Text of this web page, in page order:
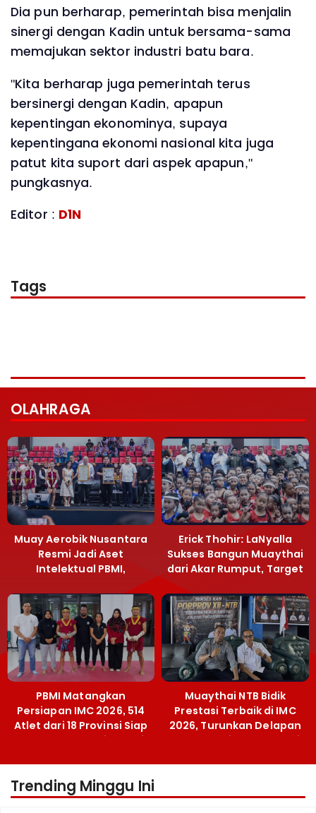
Dia pun berharap, pemerintah bisa menjalin
sinergi dengan Kadin untuk bersama-sama
memajukan sektor industri batu bara.
"Kita berharap juga pemerintah terus
bersinergi dengan Kadin, apapun
kepentingan ekonominya, supaya
kepentingana ekonomi nasional kita juga
patut kita suport dari aspek apapun,"
pungkasnya.
Editor : D1N
Tags
OLAHRAGA
Muay Aerobik Nusantara
Resmi Jadi Aset
Intelektual PBMI,
Terobosan Bangun
Grassroots
Erick Thohir: LaNyalla
Sukses Bangun Muaythai
dari Akar Rumput, Target
PBMI Matangkan
Persiapan IMC 2026, 514
Atlet dari 18 Provinsi Siap
Berlaga Besok di Bekasi
Muaythai NTB Bidik
Prestasi Terbaik di IMC
2026, Turunkan Delapan
Atlet ke Kejurnas Bekasi
Trending Minggu Ini